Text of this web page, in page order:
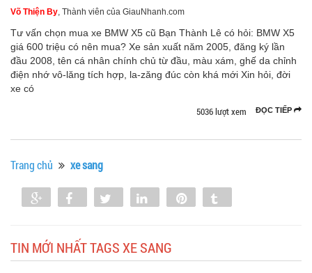
Võ Thiện By, Thành viên của GiauNhanh.com
Tư vấn chọn mua xe BMW X5 cũ Bạn Thành Lê có hỏi: BMW X5
giá 600 triệu có nên mua? Xe sản xuất năm 2005, đăng ký lần
đầu 2008, tên cá nhân chính chủ từ đầu, màu xám, ghế da chỉnh
điện nhớ vô-lăng tích hợp, la-zăng đúc còn khá mới Xin hỏi, đời
xe có
ĐỌC TIẾP
5036 lượt xem
Trang chủ xe sang
Share Share Tweet Share
TIN MỚI NHẤT TAGS XE SANG